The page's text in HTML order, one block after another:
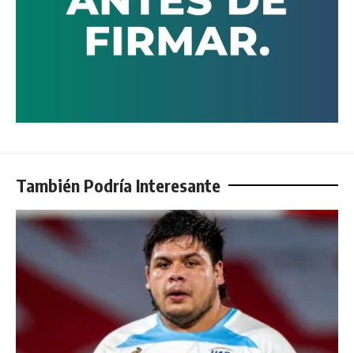
También Podría Interesante